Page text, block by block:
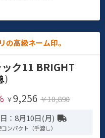
の高級ネーム印。
ック11 BRIGHT
)
￥ 9,256 ￥10,890
：8月10日(月)
ンパクト（手渡し）